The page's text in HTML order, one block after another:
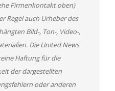
Firmenkontakt oben)
Regel auch Urheber des
Bild-, Ton-, Video-,
Die United News
Haftung für die
der dargestellten
oder anderen